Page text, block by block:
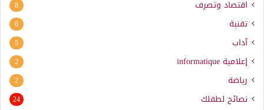
اقتصاد وتصرف 8
تقنية 6
آداب 5
إعلامية informatique
2
رياضة 2
نصائح لطفلك 24